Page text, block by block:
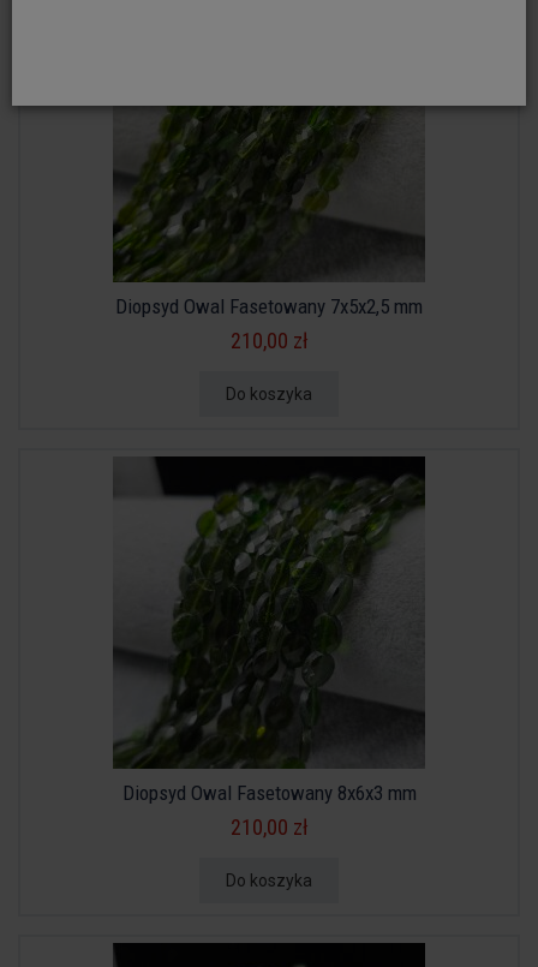
Diopsyd Owal Fasetowany 7x5x2,5 mm
210,00 zł
Do koszyka
Diopsyd Owal Fasetowany 8x6x3 mm
210,00 zł
Do koszyka